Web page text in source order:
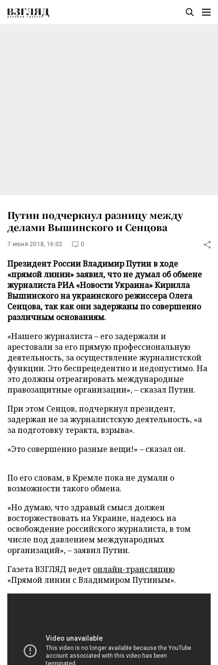
Путин подчеркнул разницу между
делами Вышинского и Сенцова
7 июня 2018, 16:02 0
Президент России Владимир Путин в ходе
«прямой линии» заявил, что не думал об обмене
журналиста РИА «Новости Украина» Кирилла
Вышинского на украинского режиссера Олега
Сенцова, так как они задержаны по совершенно
различным основаниям.
«Нашего журналиста – его задержали и
арестовали за его прямую профессиональную
деятельность, за осуществление журналистской
функции. Это беспрецедентно и недопустимо. На
это должны отреагировать международные
правозащитные организации», – сказал Путин.
При этом Сенцов, подчеркнул президент,
задержан не за журналистскую деятельность, «а
за подготовку теракта, взрыва».
«Это совершенно разные вещи!» – сказал он.
По его словам, в Кремле пока не думали о
возможности такого обмена.
«Но думаю, что здравый смысл должен
восторжествовать на Украине, надеюсь на
освобождение российского журналиста, в том
числе под давлением международных
организаций», – заявил Путин.
Газета ВЗГЛЯД ведет онлайн-трансляцию
«Прямой линии с Владимиром Путиным».